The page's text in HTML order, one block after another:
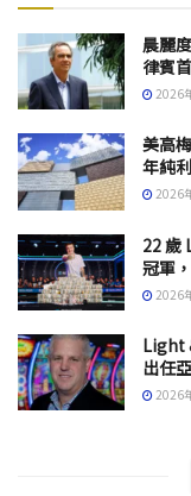
晨麗
律賓
2026
美高
年純
2026
22 歲
冠軍
2026
Light
出任
2026